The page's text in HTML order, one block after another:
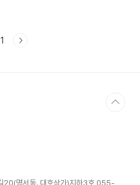
후 3시 3.신나는예술여행 춘천
수)오전 9시~
1
20(명서동. 대호상가)지하3호 055-